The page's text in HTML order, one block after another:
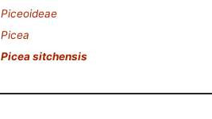
Piceoideae
Picea
Picea sitchensis